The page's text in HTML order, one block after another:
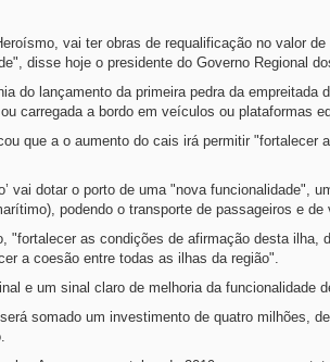
vai ter obras de requalificação no valor
disse hoje o presidente do Governo Regional
do lançamento da primeira pedra da empreitada
carregada a bordo em veículos ou plataformas
que a o aumento do cais irá permitir
vai dotar o porto de uma "nova funcionalidade",
podendo o transporte de passageiros e
"fortalecer as condições de afirmação desta
a coesão entre todas as ilhas da região".
e um sinal claro de melhoria da funcionalidade
somado um investimento de quatro milhões,